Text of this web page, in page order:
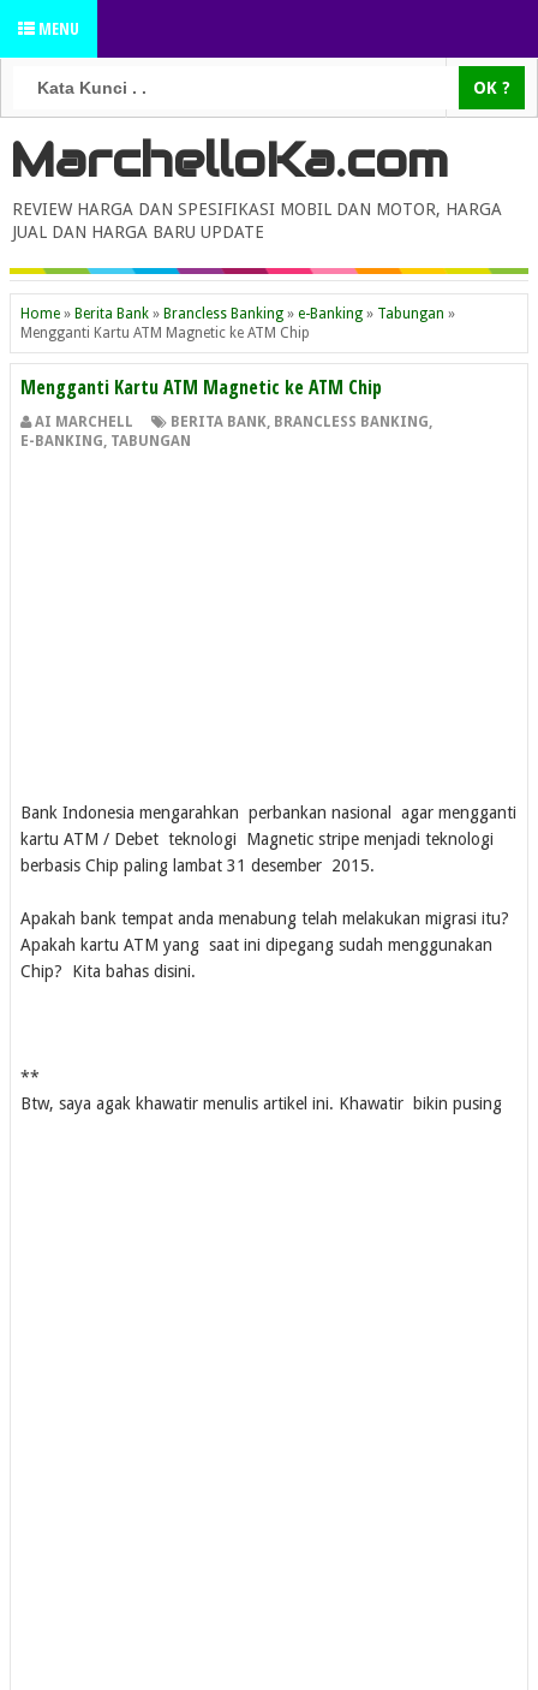
MENU
MarchelloKa.com
REVIEW HARGA DAN SPESIFIKASI MOBIL DAN MOTOR, HARGA
JUAL DAN HARGA BARU UPDATE
Home » Berita Bank » Brancless Banking » e-Banking » Tabungan »
Mengganti Kartu ATM Magnetic ke ATM Chip
Mengganti Kartu ATM Magnetic ke ATM Chip
AI MARCHELL BERITA BANK BRANCLESS BANKING
E-BANKING TABUNGAN
Bank Indonesia mengarahkan perbankan nasional agar mengganti
kartu ATM / Debet teknologi Magnetic stripe menjadi teknologi
berbasis Chip paling lambat 31 desember 2015.
Apakah bank tempat anda menabung telah melakukan migrasi itu?
Apakah kartu ATM yang saat ini dipegang sudah menggunakan
Chip? Kita bahas disini.
**
Btw, saya agak khawatir menulis artikel ini. Khawatir bikin pusing